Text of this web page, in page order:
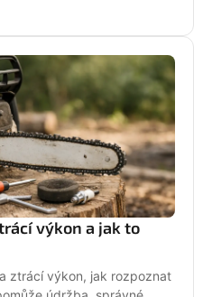
výkon a jak to
ztrácí výkon, jak rozpoznat